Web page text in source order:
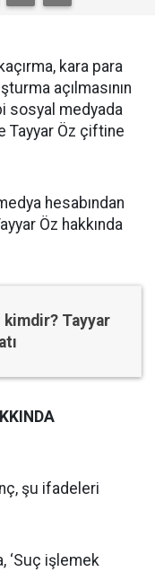
kara para
açılmasının
sosyal medyada
Tayyar Öz çiftine
hesabından
Öz hakkında
kimdir? Tayyar
şu ifadeleri
‘Suç işlemek